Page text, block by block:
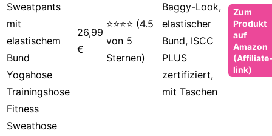
Sweatpants
mit
elastischem
Bund
Yogahose
Trainingshose
Fitness
Sweathose
26,99
€
⭐⭐⭐⭐ (4.5
von 5
Sternen)
Baggy-Look,
elastischer
Bund, ISCC
PLUS
zertifiziert,
mit Taschen
Zum
Produkt
auf
Amazon
link)